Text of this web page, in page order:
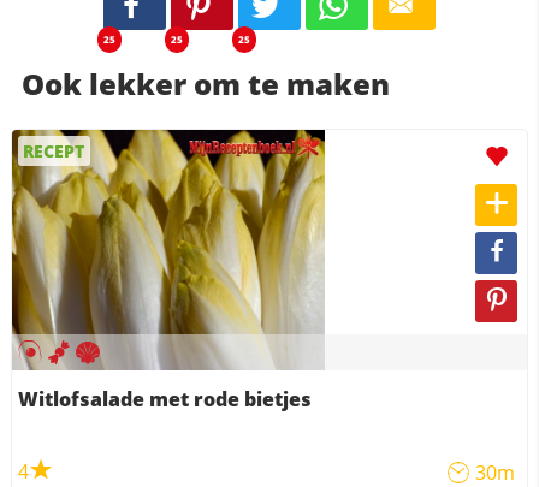
25 25 25
Ook lekker om te maken
RECEPT
Witlofsalade met rode bietjes
4 30m